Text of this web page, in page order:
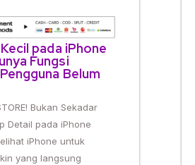
pada iPhone
Fungsi
Belum
Bukan Sekadar
Detail pada iPhone
iPhone untuk
yang langsung